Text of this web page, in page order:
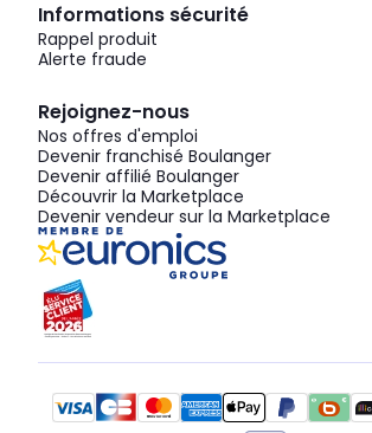
Informations sécurité
Rappel produit
Alerte fraude
Rejoignez-nous
Nos offres d'emploi
Devenir franchisé Boulanger
Devenir affilié Boulanger
Découvrir la Marketplace
Devenir vendeur sur la Marketplace